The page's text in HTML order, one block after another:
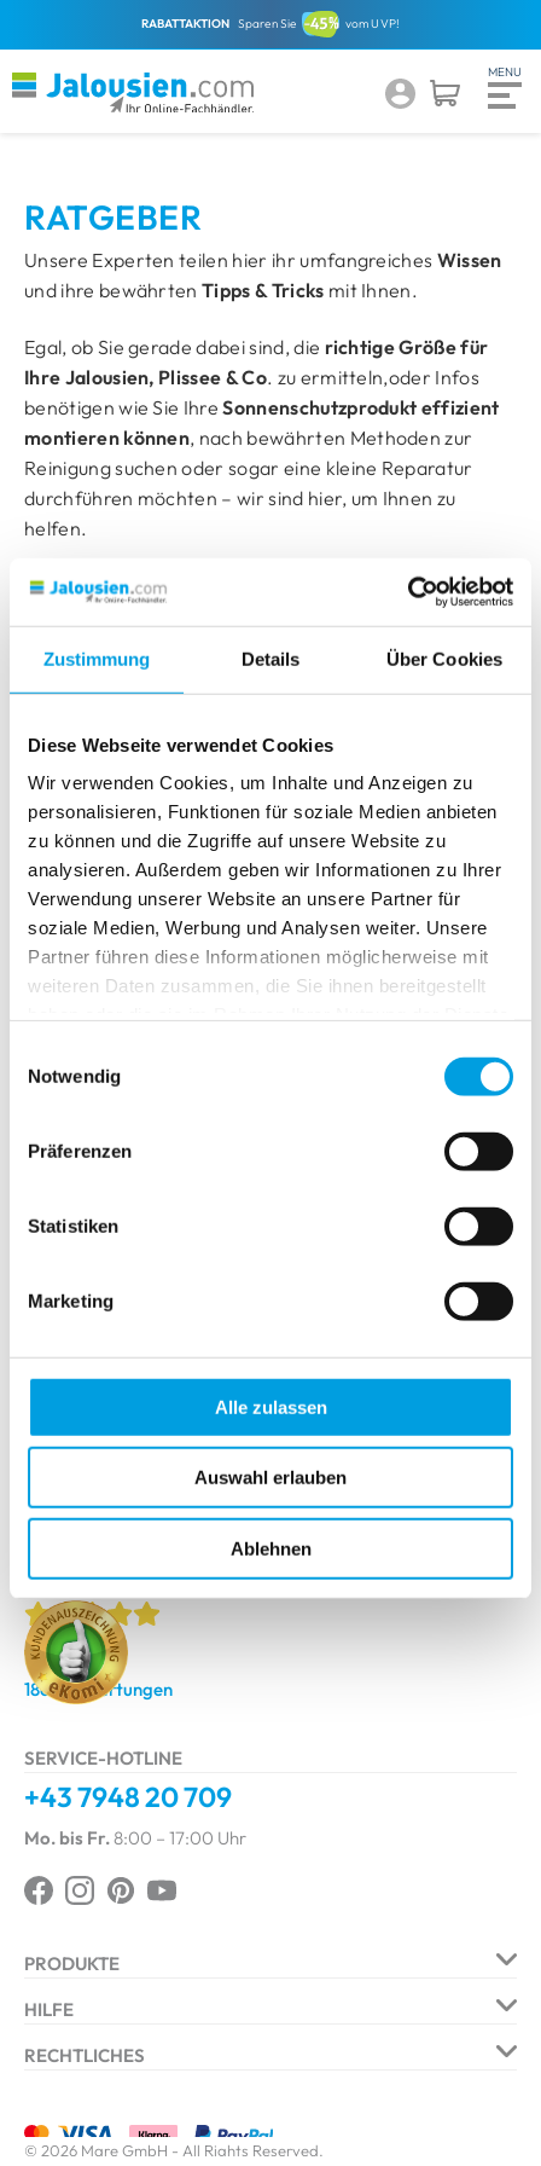
Zustimmung Details Über Cookies
Diese Webseite verwendet Cookies
Wir verwenden Cookies, um Inhalte und Anzeigen zu
personalisieren, Funktionen für soziale Medien anbieten
zu können und die Zugriffe auf unsere Website zu
analysieren. Außerdem geben wir Informationen zu Ihrer
Verwendung unserer Website an unsere Partner für
soziale Medien, Werbung und Analysen weiter. Unsere
Partner führen diese Informationen möglicherweise mit
weiteren Daten zusammen, die Sie ihnen bereitgestellt
Notwendig
Präferenzen
Statistiken
Marketing
Alle zulassen
Auswahl erlauben
Ablehnen
RABATTAKTION Sparen Sie vom UVP!
RATGEBER
Unsere Experten teilen hier ihr umfangreiches Wissen
und ihre bewährtenTipps & Tricks mit Ihnen.
Egal, ob Sie gerade dabei sind, die richtige Größe für
Ihre Jalousien, Plissee & Co. zu ermitteln,oder Infos
benötigen wie Sie IhreSonnenschutzprodukt effizient
montieren können, nach bewährten Methoden zur
Reinigung suchen oder sogar eine kleine Reparatur
durchführen möchten – wir sind hier, um Ihnen zu
helfen.
Mit Hilfe unserer leicht verständlichen Anleitungenund
werden Sie in der Lage sein,
Ihre Sonnenschutzprodukte mühelos auszumessen, zu
montieren oder ihre Lebensdauer zu verlängern und die
Wählen Sie ihr Produkt und holen Sie sich passende
Anleitungen und Tipps & Tricks:
Jalousie
Insektenschutz
SERVICE-HOTLINE
+43 7948 20 709
Mo. bis Fr.8:00 – 17:00 Uhr
PRODUKTE
Jalousie
Insektenschutz
HILFE
Blog & Ideen
4.9/ 5.0
1860 Bewertungen
RECHTLICHES
Datenschutz
Barrierefreiheit
© 2026 Mare GmbH - All Rights Reserved.